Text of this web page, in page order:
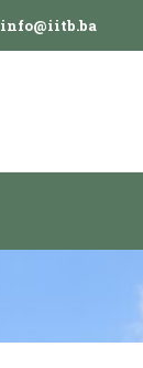
info@iitb.ba